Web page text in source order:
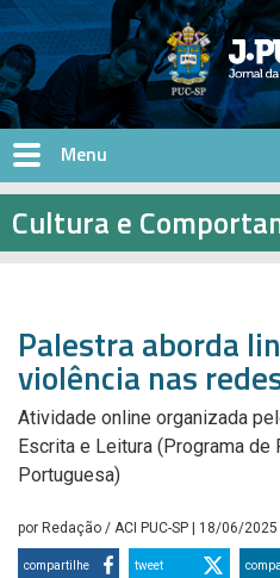
Pular para o conteúdo principal
Cultura e
Palestra aborda
violência nas
Atividade online organizada
Escrita e Leitura (Programa de
Portuguesa)
por Redação / ACI PUC-SP | 18/06/2025
compartilhe tweet